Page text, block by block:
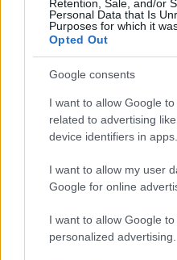
Retention, Sale, and/or
Personal Data that Is
Purposes for which it
Opted Out
Google consents
I want to allow Google
related to advertising
device identifiers in apps.
I want to allow my user
Google for online
I want to allow Google
personalized advertising.